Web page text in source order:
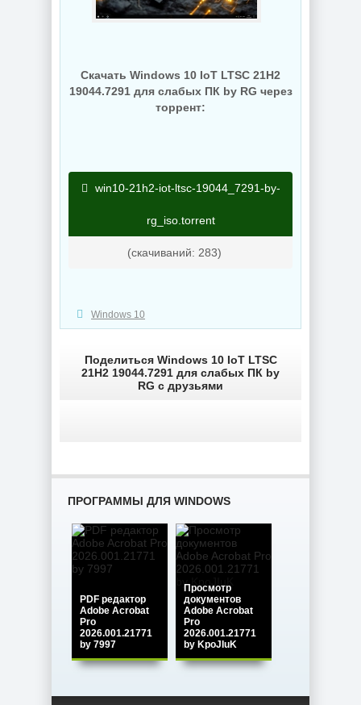
Скачать Windows 10 IoT LTSC 21H2
19044.7291 для слабых ПК by RG через
торрент:
win10-21h2-iot-ltsc-19044_7291-by-
rg_iso.torrent
(cкачиваний: 283)
Windows 10
Поделиться Windows 10 IoT LTSC
21H2 19044.7291 для слабых ПК by
RG с друзьями
ПРОГРАММЫ ДЛЯ WINDOWS
PDF редактор
Adobe Acrobat
Pro
2026.001.21771
by 7997
Просмотр
документов
Adobe Acrobat
Pro
2026.001.21771
by KpoJIuK